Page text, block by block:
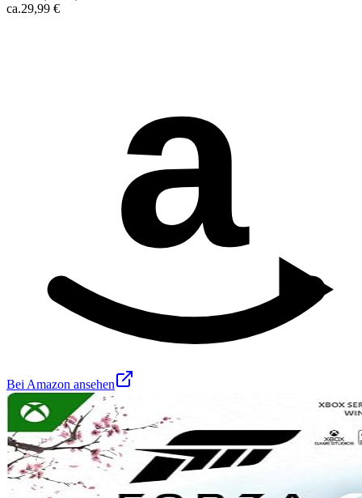
ca.29,99 €
a
Bei Amazon ansehen